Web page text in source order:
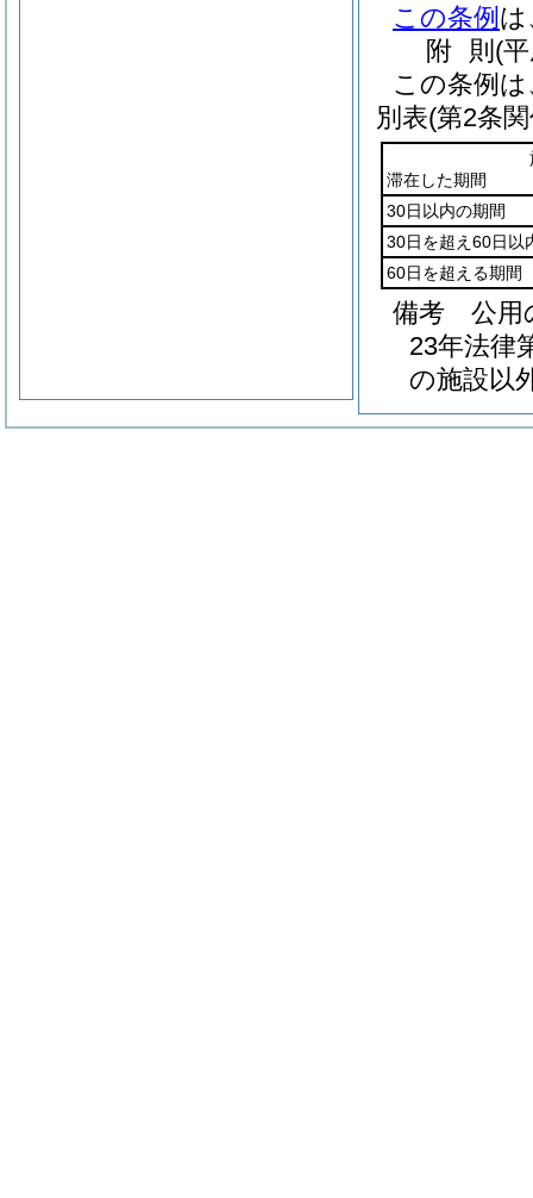
この条例 は
附 則 (
この条例
別表(第2条
滞在した期間
30日以内の期間
30日を超え60日以
60日を超える期間
備考 公用
23年法律
の施設以